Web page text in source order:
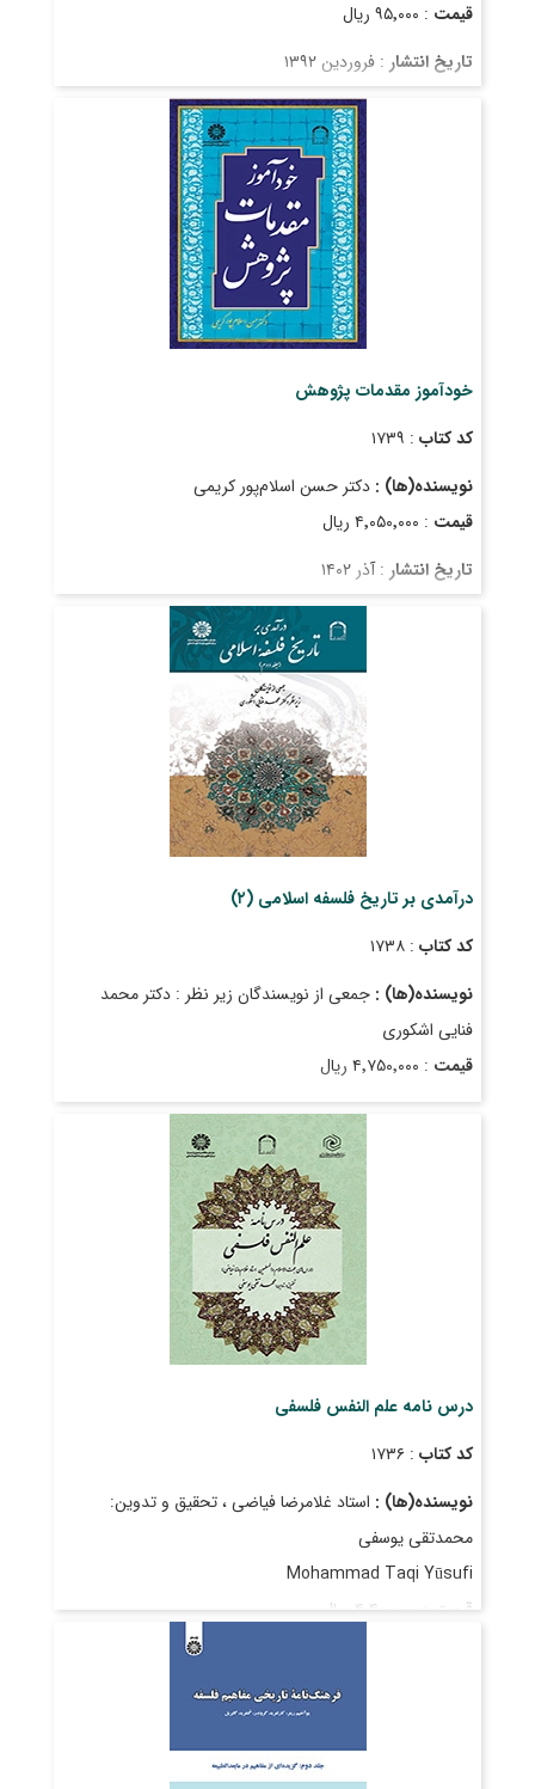
قیمت : ۹۵٬۰۰۰ ریال
تاریخ انتشار : فروردین ۱۳۹۲
خودآموز مقدمات پژوهش
کد کتاب : ۱۷۳۹
نویسنده(ها) : دکتر حسن اسلام‌پور کریمی
قیمت : ۴٬۰۵۰٬۰۰۰ ریال
تاریخ انتشار : آذر ۱۴۰۲
درآمدی بر تاریخ فلسفه اسلامی (۲)
کد کتاب : ۱۷۳۸
نویسنده(ها) : جمعی از نویسندگان زیر نظر : دکتر محمد
فنایی اشکوری
قیمت : ۴٬۷۵۰٬۰۰۰ ریال
: دی ۱۴۰۲
درس نامه علم النفس فلسفی
کد کتاب : ۱۷۳۶
نویسنده(ها) : استاد غلامرضا فیاضی ، تحقیق و تدوین:
محمدتقی یوسفی
Mohammad Taqi Yūsufi
قیمت: ۴٬۴۰۰٬۰۰۰ ریال